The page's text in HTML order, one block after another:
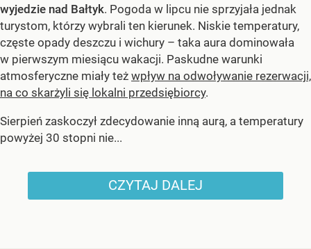
wyjedzie nad Bałtyk. Pogoda w lipcu nie sprzyjała jednak
turystom, którzy wybrali ten kierunek. Niskie temperatury,
częste opady deszczu i wichury – taka aura dominowała
w pierwszym miesiącu wakacji. Paskudne warunki
atmosferyczne miały też wpływ na odwoływanie rezerwacji,
na co skarżyli się lokalni przedsiębiorcy.
Sierpień zaskoczył zdecydowanie inną aurą, a temperatury
powyżej 30 stopni nie...
CZYTAJ DALEJ